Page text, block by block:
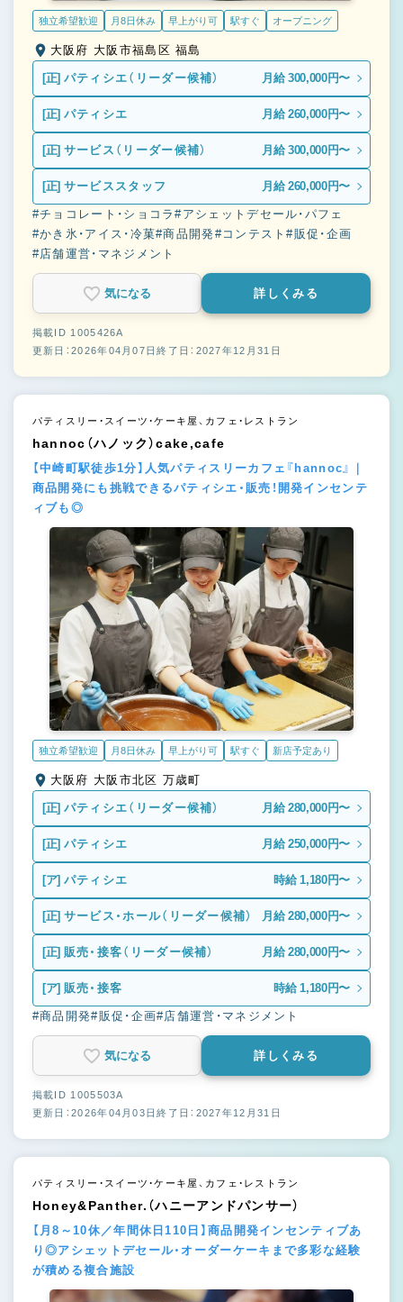
独立希望歓迎 月8日休み 早上がり可 駅すぐ オープニング
大阪府 大阪市福島区 福島
[正] パティシエ（リーダー候補） 月給 300,000円〜
[正] パティシエ 月給 260,000円〜
[正] サービス（リーダー候補） 月給 300,000円〜
[正] サービススタッフ 月給 260,000円〜
#チョコレート・ショコラ#アシェットデセール・パフェ
#かき氷・アイス・冷菓#商品開発#コンテスト#販促・企画
#店舗運営・マネジメント
気になる 詳しくみる
掲載ID 1005426A
更新日：2026年04月07日終了日：2027年12月31日
パティスリー・スイーツ・ケーキ屋、カフェ・レストラン
hannoc（ハノック）cake,cafe
【中崎町駅徒歩1分】人気パティスリーカフェ『hannoc』｜
商品開発にも挑戦できるパティシエ・販売！開発インセンテ
ィブも◎
独立希望歓迎 月8日休み 早上がり可 駅すぐ 新店予定あり
大阪府 大阪市北区 万歳町
[正] パティシエ（リーダー候補） 月給 280,000円〜
[正] パティシエ 月給 250,000円〜
[ア] パティシエ 時給 1,180円〜
[正] サービス・ホール（リーダー候補） 月給 280,000円〜
[正] 販売・接客（リーダー候補） 月給 280,000円〜
[ア] 販売・接客 時給 1,180円〜
#商品開発#販促・企画#店舗運営・マネジメント
気になる 詳しくみる
掲載ID 1005503A
更新日：2026年04月03日終了日：2027年12月31日
パティスリー・スイーツ・ケーキ屋、カフェ・レストラン
Honey&Panther.（ハニーアンドパンサー）
【月8～10休／年間休日110日】商品開発インセンティブあ
り◎アシェットデセール・オーダーケーキまで多彩な経験
が積める複合施設